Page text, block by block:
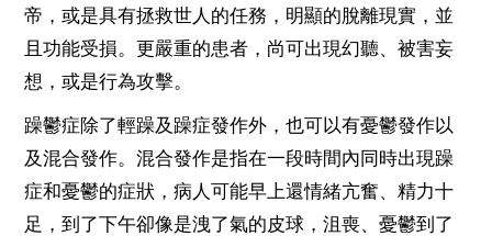
帝，或是具有拯救世人的任務，明顯的脫離現實，並
且功能受損。更嚴重的患者，尚可出現幻聽、被害妄
想，或是行為攻擊。
躁鬱症除了輕躁及躁症發作外，也可以有憂鬱發作以
及混合發作。混合發作是指在一段時間內同時出現躁
症和憂鬱的症狀，病人可能早上還情緒亢奮、精力十
足，到了下午卻像是洩了氣的皮球，沮喪、憂鬱到了